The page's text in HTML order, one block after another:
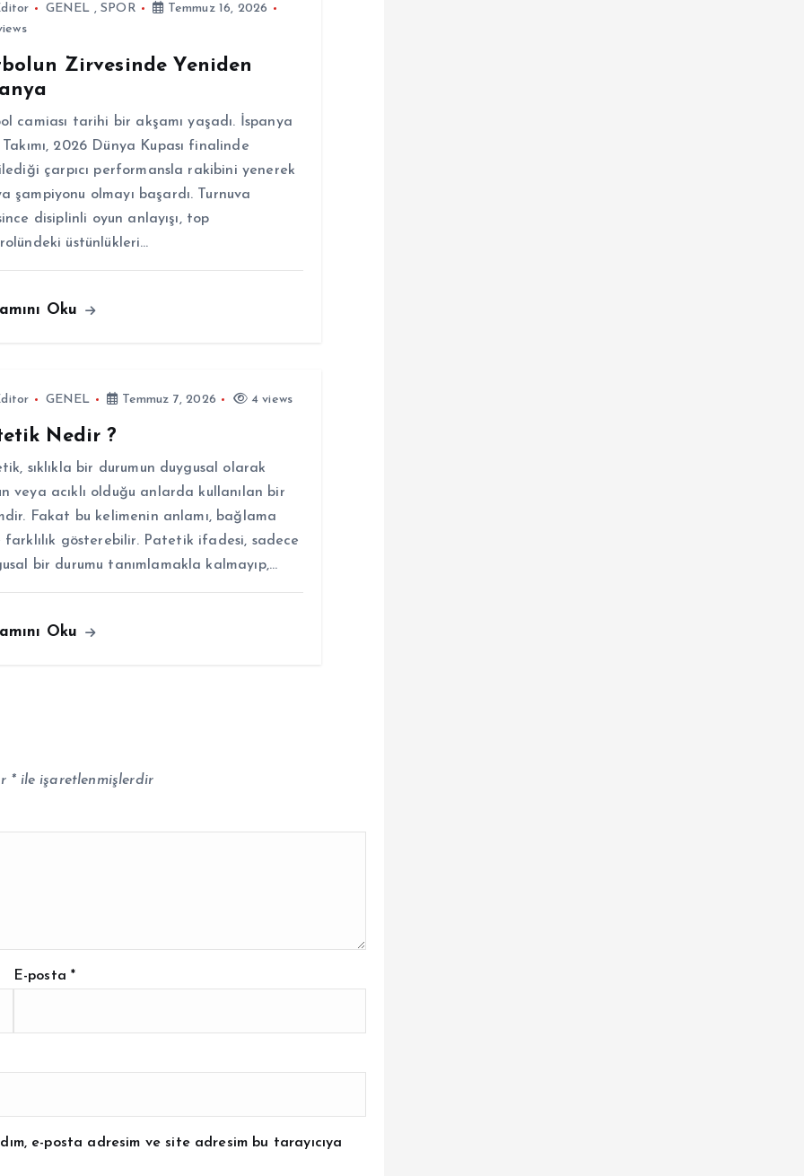
GENEL ,SPOR
Temmuz 16, 2026
Zirvesinde Yeniden
camiası tarihi bir akşamı yaşadı. İspanya
2026 Dünya Kupası finalinde
çarpıcı performansla rakibini yenerek
şampiyonu olmayı başardı. Turnuva
disiplinli oyun anlayışı, top
üstünlükleri…
Oku
GENEL Temmuz 7, 2026 4 views
Nedir ?
sıklıkla bir durumun duygusal olarak
veya acıklı olduğu anlarda kullanılan bir
Fakat bu kelimenin anlamı, bağlama
farklılık gösterebilir. Patetik ifadesi, sadece
bir durumu tanımlamakla kalmayıp,…
Oku
*ile işaretlenmişlerdir
E-posta*
e-posta adresim ve site adresim bu tarayıcıya